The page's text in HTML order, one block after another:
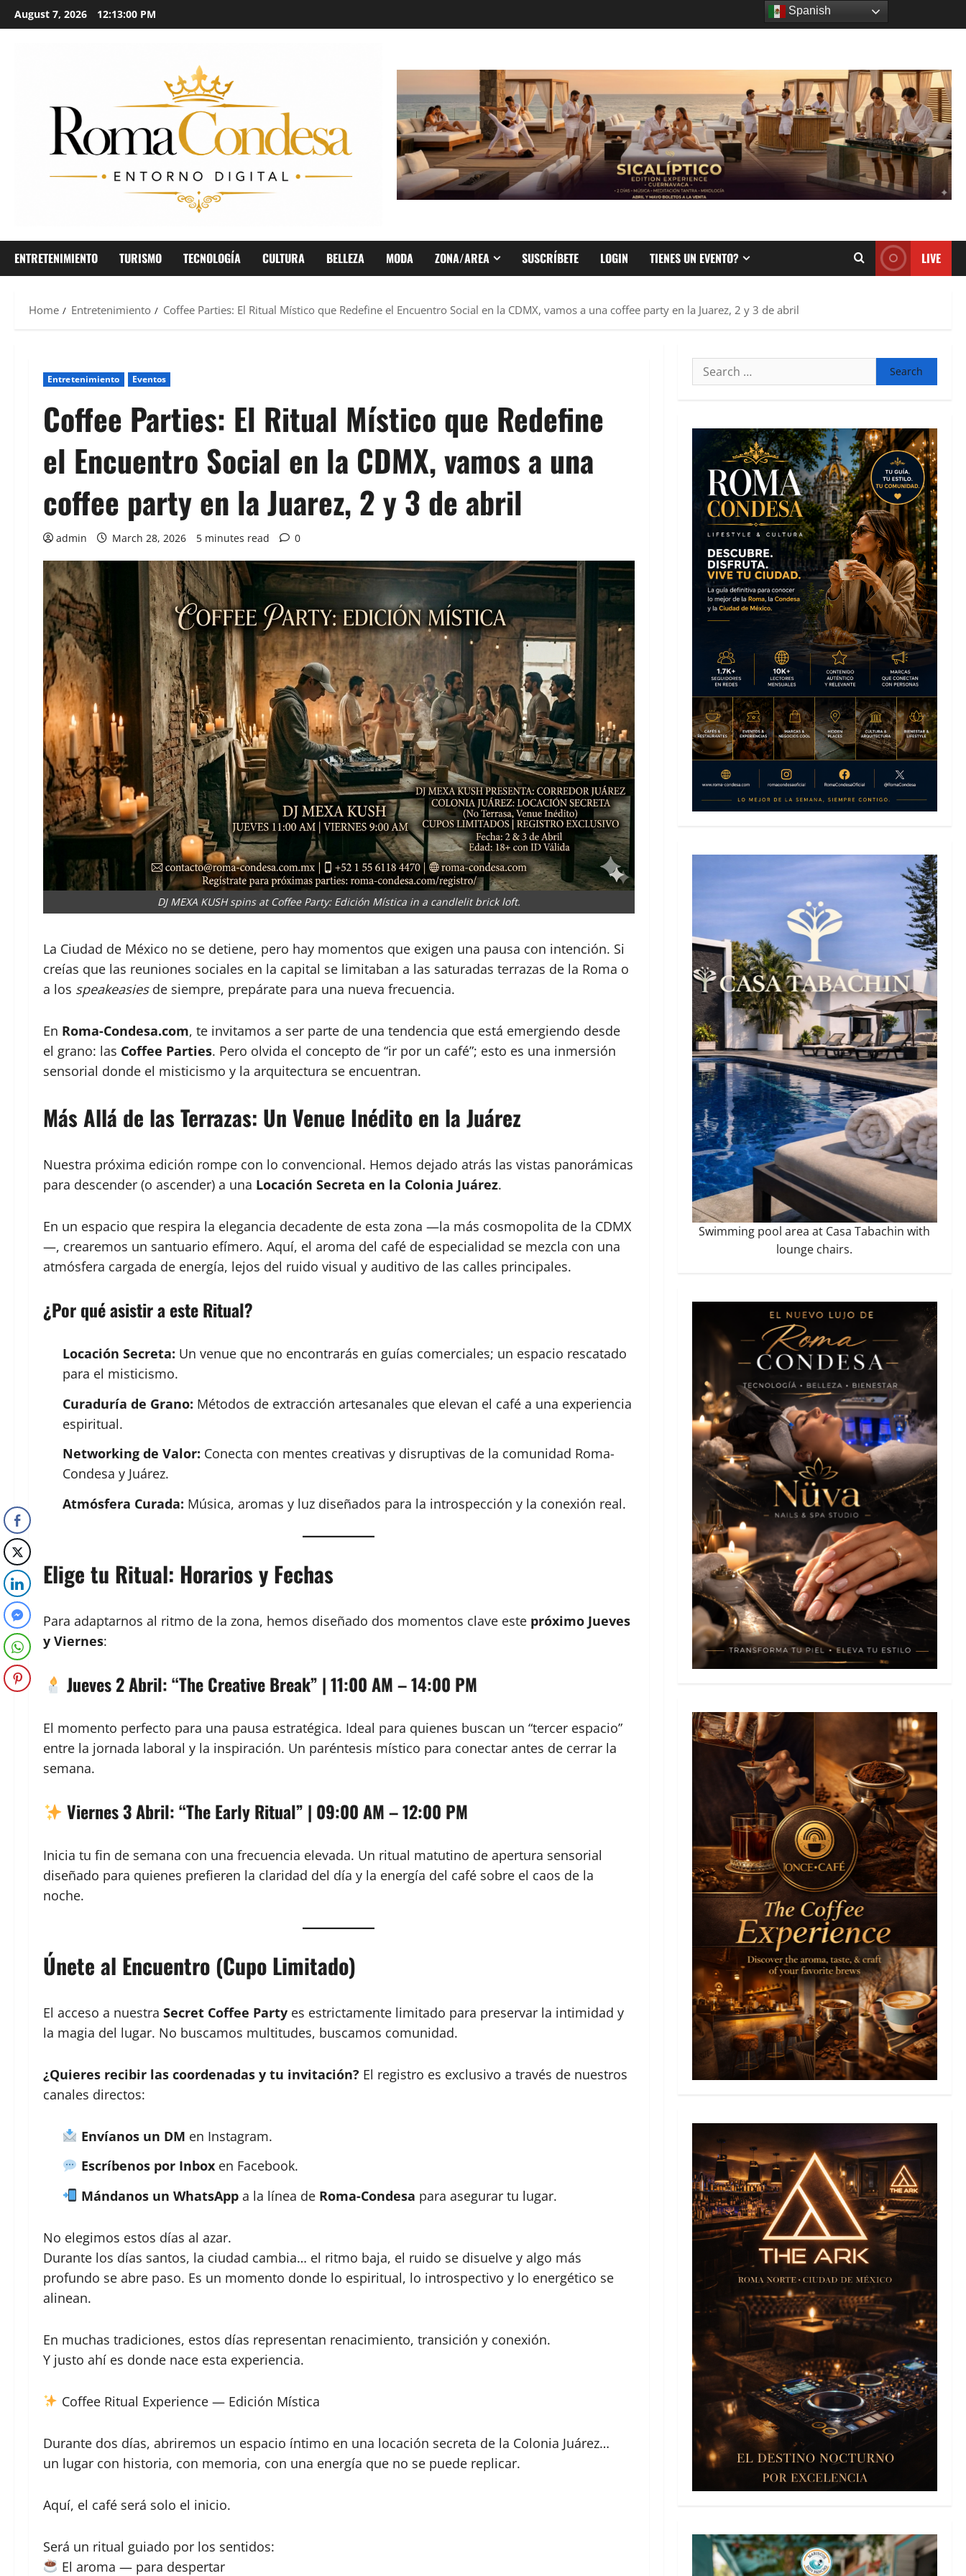
August 7, 2026 12:13:02 PM
ENTRETENIMIENTO TURISMO TECNOLOGÍA CULTURA BELLEZA MODA ZONA/AREA SUSCRÍBETE LOGIN TIENES UN EVENTO? LIVE
Home Entretenimiento Coffee Parties: El Ritual Místico que Redefine el Encuentro Social en la CDMX, vamos a una coffee party en la Juarez, 2 y 3 de abril
Entretenimiento Eventos
Coffee Parties: El Ritual Místico que Redefine
el Encuentro Social en la CDMX, vamos a una
coffee party en la Juarez, 2 y 3 de abril
admin March 28, 2026 5 minutes read 0
DJ MEXA KUSH spins at Coffee Party: Edición Mística in a candlelit brick loft.
La Ciudad de México no se detiene, pero hay momentos que exigen una pausa con intención. Si
creías que las reuniones sociales en la capital se limitaban a las saturadas terrazas de la Roma o
a los speakeasiesde siempre, prepárate para una nueva frecuencia.
En Roma-Condesa.com, te invitamos a ser parte de una tendencia que está emergiendo desde
el grano: las Coffee Parties. Pero olvida el concepto de “ir por un café”; esto es una inmersión
sensorial donde el misticismo y la arquitectura se encuentran.
Más Allá de las Terrazas: Un Venue Inédito en la Juárez
Nuestra próxima edición rompe con lo convencional. Hemos dejado atrás las vistas panorámicas
para descender (o ascender) a una Locación Secreta en la Colonia Juárez.
En un espacio que respira la elegancia decadente de esta zona —la más cosmopolita de la CDMX
—, crearemos un santuario efímero. Aquí, el aroma del café de especialidad se mezcla con una
atmósfera cargada de energía, lejos del ruido visual y auditivo de las calles principales.
¿Por qué asistir a este Ritual?
Locación Secreta: Un venue que no encontrarás en guías comerciales; un espacio rescatado
para el misticismo.
Curaduría de Grano: Métodos de extracción artesanales que elevan el café a una experiencia
espiritual.
Networking de Valor: Conecta con mentes creativas y disruptivas de la comunidad Roma-
Condesa y Juárez.
Atmósfera Curada: Música, aromas y luz diseñados para la introspección y la conexión real.
Elige tu Ritual: Horarios y Fechas
Para adaptarnos al ritmo de la zona, hemos diseñado dos momentos clave este próximo Jueves
y Viernes:
Jueves 2 Abril: “The Creative Break” | 11:00 AM – 14:00 PM
El momento perfecto para una pausa estratégica. Ideal para quienes buscan un “tercer espacio”
entre la jornada laboral y la inspiración. Un paréntesis místico para conectar antes de cerrar la
semana.
Viernes 3 Abril: “The Early Ritual” | 09:00 AM – 12:00 PM
Inicia tu fin de semana con una frecuencia elevada. Un ritual matutino de apertura sensorial
diseñado para quienes prefieren la claridad del día y la energía del café sobre el caos de la
noche.
Únete al Encuentro (Cupo Limitado)
El acceso a nuestra Secret Coffee Party es estrictamente limitado para preservar la intimidad y
la magia del lugar. No buscamos multitudes, buscamos comunidad.
¿Quieres recibir las coordenadas y tu invitación? El registro es exclusivo a través de nuestros
canales directos:
Envíanos un DM en Instagram.
Escríbenos por Inboxen Facebook.
Mándanos un WhatsAppa la línea de Roma-Condesa para asegurar tu lugar.
No elegimos estos días al azar.
Durante los días santos, la ciudad cambia… el ritmo baja, el ruido se disuelve y algo más
profundo se abre paso. Es un momento donde lo espiritual, lo introspectivo y lo energético se
alinean.
En muchas tradiciones, estos días representan renacimiento, transición y conexión.
Y justo ahí es donde nace esta experiencia.
Coffee Ritual Experience — Edición Mística
Durante dos días, abriremos un espacio íntimo en una locación secreta de la Colonia Juárez…
un lugar con historia, con memoria, con una energía que no se puede replicar.
Aquí, el café será solo el inicio.
Será un ritual guiado por los sentidos:
El aroma — para despertar
Swimming pool area at Casa Tabachin with
lounge chairs.
Spanish